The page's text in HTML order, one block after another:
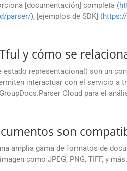
[documentación] completa (
parser/), [ejemplos de SDK] (
y cómo se
estado representacional) son un
interactuar con el servicio a
Cloud para el
son
amplia gama de formatos de
como JPEG, PNG, TIFF, y más.